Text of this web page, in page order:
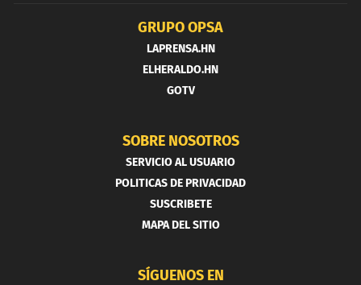
GRUPO OPSA
LAPRENSA.HN
ELHERALDO.HN
GOTV
SOBRE NOSOTROS
SERVICIO AL USUARIO
POLITICAS DE PRIVACIDAD
SUSCRIBETE
MAPA DEL SITIO
SÍGUENOS EN